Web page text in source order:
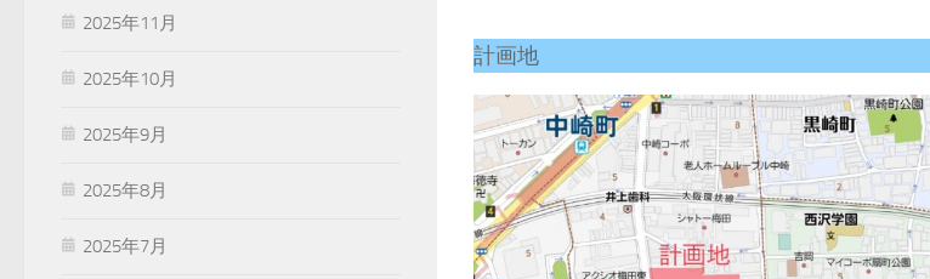
計画地
2025年11月
2025年10月
2025年9月
2025年8月
2025年7月